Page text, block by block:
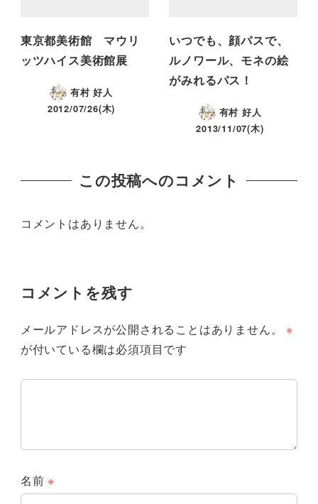
東京都美術館 マウリ
ッツハイス美術館展
有村 好人
2012/07/26(木)
いつでも、顔パスで、
ルノワール、モネの絵
がみれるパス！
有村 好人
2013/11/07(木)
この投稿へのコメント
コメントはありません。
コメントを残す
メールアドレスが公開されることはありません。
※
が付いている欄は必須項目です
名前※